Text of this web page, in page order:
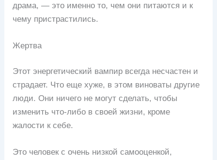
драма, — это именно то, чем они питаются и к
чему пристрастились.
Жертва
Этот энергетический вампир всегда несчастен и
страдает. Что еще хуже, в этом виноваты другие
люди. Они ничего не могут сделать, чтобы
изменить что-либо в своей жизни, кроме
жалости к себе.
Это человек с очень низкой самооценкой,